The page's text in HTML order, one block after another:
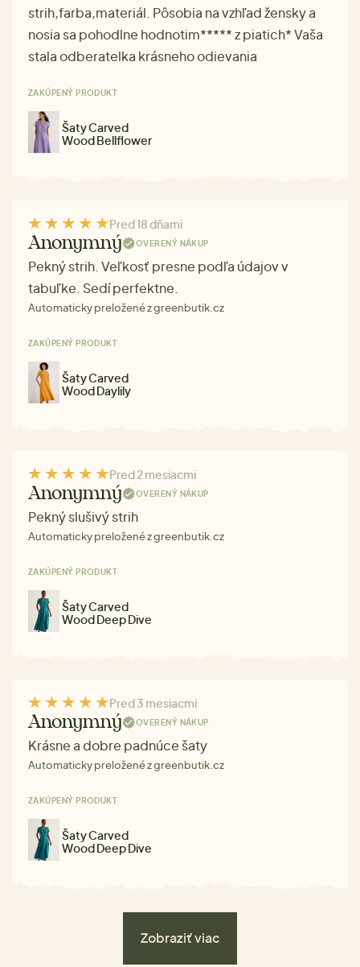
strih,farba,materiál. Pôsobia na vzhľad žensky a
nosia sa pohodlne hodnotim***** z piatich* Vaša
stala odberatelka krásneho odievania
ZAKÚPENÝ PRODUKT
Šaty Carved
Wood Bellflower
Pred 18 dňami
Anonymný OVERENÝ NÁKUP
Pekný strih. Veľkosť presne podľa údajov v
tabuľke. Sedí perfektne.
Automaticky preložené z greenbutik.cz
ZAKÚPENÝ PRODUKT
Šaty Carved
Wood Daylily
Pred 2 mesiacmi
Anonymný OVERENÝ NÁKUP
Pekný slušivý strih
Automaticky preložené z greenbutik.cz
ZAKÚPENÝ PRODUKT
Šaty Carved
Wood Deep Dive
Pred 3 mesiacmi
Anonymný OVERENÝ NÁKUP
Krásne a dobre padnúce šaty
Automaticky preložené z greenbutik.cz
ZAKÚPENÝ PRODUKT
Šaty Carved
Wood Deep Dive
Zobraziť viac